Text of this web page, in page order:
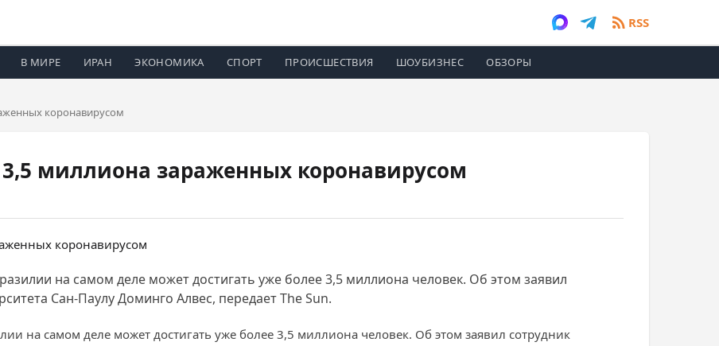
RSS
В МИРЕ ИРАН ЭКОНОМИКА СПОРТ ПРОИСШЕСТВИЯ ШОУБИЗНЕС ОБЗОРЫ
коронавирусом
миллиона зараженных коронавирусом
на самом деле может достигать уже более 3,5 миллиона человек. Об этом заявил
Сан-Паулу Доминго Алвес, передает The Sun.
на самом деле может достигать уже более 3,5 миллиона человек. Об этом заявил сотрудник